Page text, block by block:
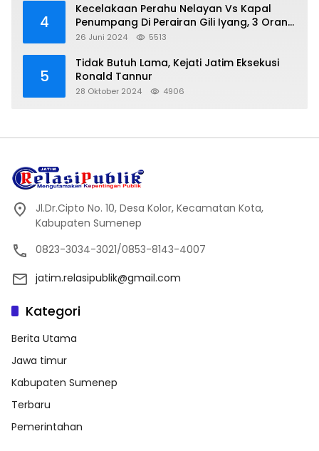
4
Kecelakaan Perahu Nelayan Vs Kapal
Penumpang Di Perairan Gili Iyang, 3 Orang
Hilang
26 Juni 2024 5513
5
Tidak Butuh Lama, Kejati Jatim Eksekusi
Ronald Tannur
28 Oktober 2024 4906
Jl.Dr.Cipto No. 10, Desa Kolor, Kecamatan Kota,
Kabupaten Sumenep
0823-3034-3021/0853-8143-4007
jatim.relasipublik@gmail.com
Kategori
Berita Utama
Jawa timur
Kabupaten Sumenep
Terbaru
Pemerintahan